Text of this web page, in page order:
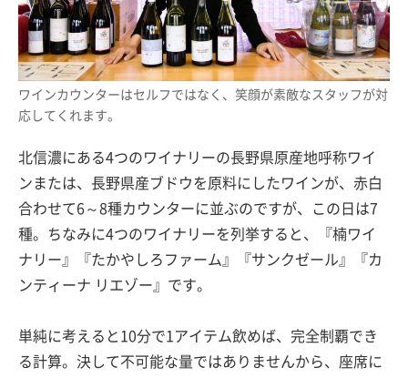
ワインカウンターはセルフではなく、笑顔が素敵なスタッフが対
応してくれます。
北信濃にある4つのワイナリーの長野県原産地呼称ワイ
ンまたは、長野県産ブドウを原料にしたワインが、赤白
合わせて6～8種カウンターに並ぶのですが、この日は7
種。ちなみに4つのワイナリーを列挙すると、『楠ワイ
ナリー』『たかやしろファーム』『サンクゼール』『カ
ンティーナ リエゾー』です。
単純に考えると10分で1アイテム飲めば、完全制覇でき
る計算。決して不可能な量ではありませんから、座席に